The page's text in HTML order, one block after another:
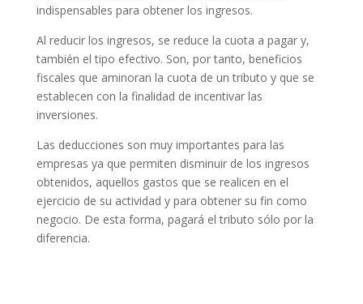
indispensables para obtener los ingresos.
Al reducir los ingresos, se reduce la cuota a pagar y,
también el tipo efectivo. Son, por tanto, beneficios
fiscales que aminoran la cuota de un tributo y que se
establecen con la finalidad de incentivar las
inversiones.
Las deducciones son muy importantes para las
empresas ya que permiten disminuir de los ingresos
obtenidos, aquellos gastos que se realicen en el
ejercicio de su actividad y para obtener su fin como
negocio. De esta forma, pagará el tributo sólo por la
diferencia.